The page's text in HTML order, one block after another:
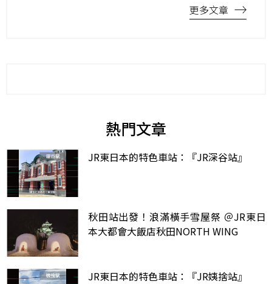
更多文章
熱門文章
JR東日本的特色車站：『JR深谷站』
秋田站出發！浪滿橫手雪屋祭 ＠JR東日
本大都會大飯店秋田NORTH WING
JR東日本的特色車站：『JR姨捨站』